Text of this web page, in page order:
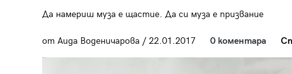
Да намериш муза е щастие. Да си муза е призвание
от Аида Воденичарова / 22.01.2017 0 коментара
Summer Prelude: как